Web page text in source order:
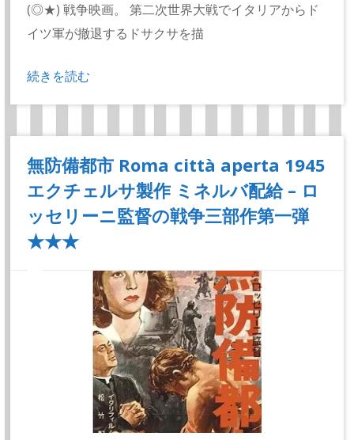
(◎★) 戦争映画。 第二次世界大戦でイタリアからド
イツ軍が撤退するドサクサを描
続きを読む
無防備都市 Roma città aperta 1945
エクチェルサ製作 ミネルバ配給 – ロ
ッセリーニ監督の戦争三部作第一弾
★★★